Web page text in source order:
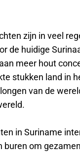
zijn in veel
de huidige
meer hout
stukken land in
van de
in Suriname
om